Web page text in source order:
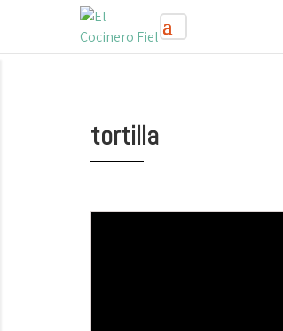
tortilla